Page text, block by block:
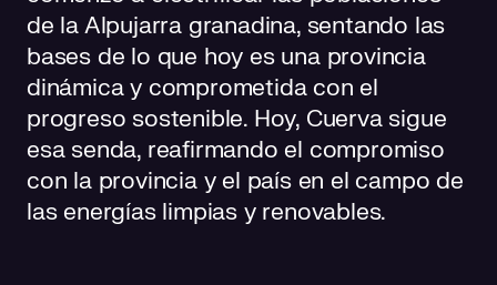
de la Alpujarra granadina, sentando las
bases de lo que hoy es una provincia
dinámica y comprometida con el
progreso sostenible. Hoy, Cuerva sigue
esa senda, reafirmando el compromiso
con la provincia y el país en el campo de
las energías limpias y renovables.